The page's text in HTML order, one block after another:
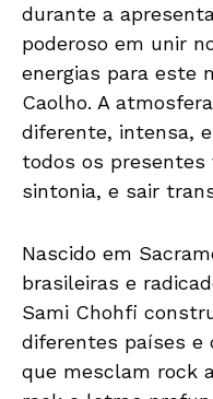
durante a
poderoso em unir
energias para este
Caolho. A
diferente, intensa,
todos os presentes
sintonia, e sair
Nascido em
brasileiras e
Sami Chohfi
diferentes países e
que mesclam rock